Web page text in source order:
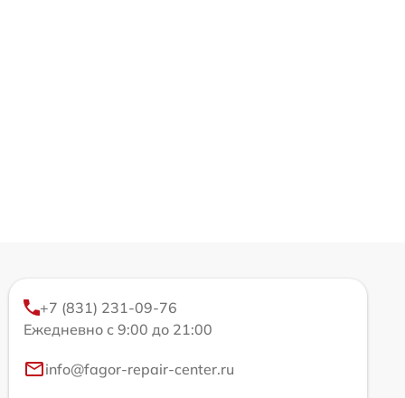
+7 (831) 231-09-76
Ежедневно с 9:00 до 21:00
info@fagor-repair-center.ru